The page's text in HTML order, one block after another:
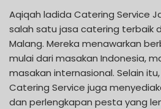
Aqiqah ladida Catering Service
salah satu jasa catering terbaik
Malang. Mereka menawarkan
mulai dari masakan Indonesia,
masakan internasional. Selain
Catering Service juga
dan perlengkapan pesta yang